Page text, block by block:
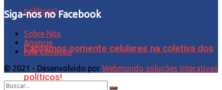
Captamos somente celulares na coletiva dos
políticos!
Siga-nos no Facebook
Sobre Nós
Anuncie
Fale Conosco
© 2021 - Desenvolvido por Webmundo soluções Interativas